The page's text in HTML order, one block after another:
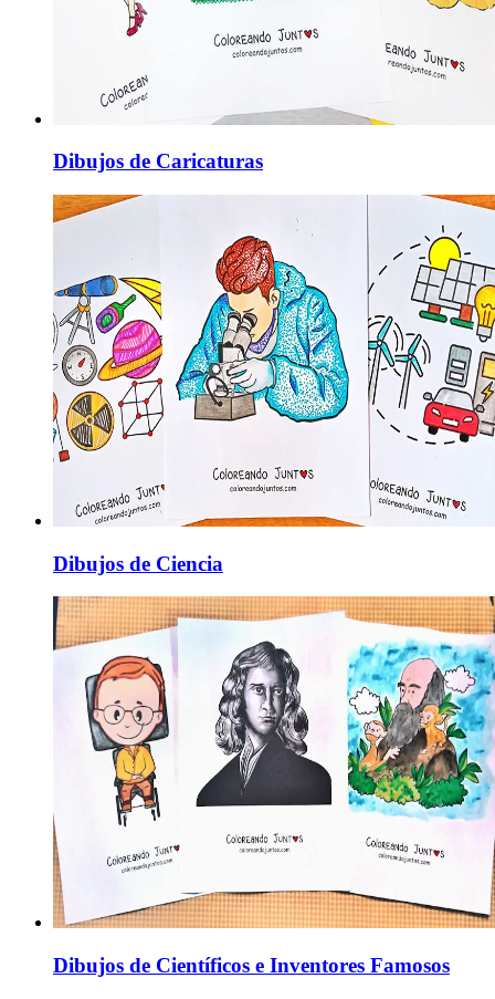
Dibujos de Caricaturas
Dibujos de Ciencia
Dibujos de Científicos e Inventores Famosos